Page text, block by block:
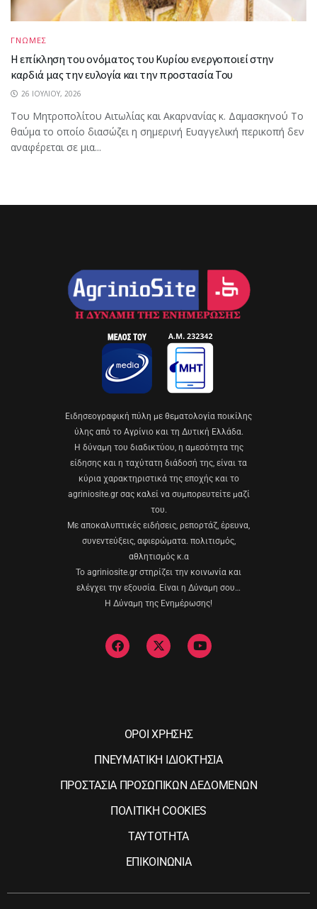
ΓΝΩΜΕΣ
Η επίκληση του ονόματος του Κυρίου ενεργοποιεί στην
καρδιά μας την ευλογία και την προστασία Του
26 ΙΟΥΛΊΟΥ, 2026
Του Μητροπολίτου Αιτωλίας και Ακαρνανίας κ. Δαμασκηνού Το
θαύμα το οποίο διασώζει η σημερινή Ευαγγελική περικοπή δεν
αναφέρεται σε μια...
Eιδησεογραφική πύλη με θεματολογία ποικίλης
ύλης από το Αγρίνιο και τη Δυτική Ελλάδα.
Η δύναμη του διαδικτύου, η αμεσότητα της
είδησης και η ταχύτατη διάδοσή της, είναι τα
κύρια χαρακτηριστικά της εποχής και το
agriniosite.gr σας καλεί να συμπορευτείτε μαζί
του.
Με αποκαλυπτικές ειδήσεις, ρεπορτάζ, έρευνα,
συνεντεύξεις, αφιερώματα. πολιτισμός,
αθλητισμός κ.α
Το agriniosite.gr στηρίζει την κοινωνία και
ελέγχει την εξουσία. Είναι η Δύναμη σου…
Η Δύναμη της Ενημέρωσης!
ΟΡΟΙ ΧΡΗΣΗΣ
ΠΝΕΥΜΑΤΙΚΗ ΙΔΙΟΚΤΗΣΙΑ
ΠΡΟΣΤΑΣΙΑ ΠΡΟΣΩΠΙΚΩΝ ΔΕΔΟΜΕΝΩΝ
ΠΟΛΙΤΙΚΗ COOKIES
ΤΑΥΤΟΤΗΤΑ
ΕΠΙΚΟΙΝΩΝΙΑ